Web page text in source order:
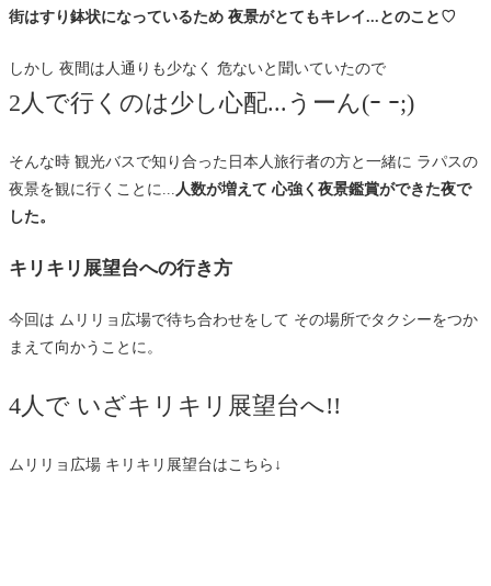
街はすり鉢状になっているため 夜景がとてもキレイ...とのこと♡
しかし 夜間は人通りも少なく 危ないと聞いていたので
2人で行くのは少し心配...うーん(ｰ ｰ;)
そんな時 観光バスで知り合った日本人旅行者の方と一緒に ラパスの
夜景を観に行くことに...
人数が増えて 心強く夜景鑑賞ができた夜で
した。
キリキリ展望台への行き方
今回は ムリリョ広場で待ち合わせをして その場所でタクシーをつか
まえて向かうことに。
4人で いざキリキリ展望台へ!!
ムリリョ広場 キリキリ展望台はこちら↓